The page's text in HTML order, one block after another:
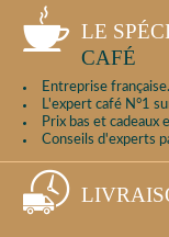
LE
CAFÉ
Entreprise française.
L'expert café N°1
Prix bas et cadeaux
Conseils d'experts